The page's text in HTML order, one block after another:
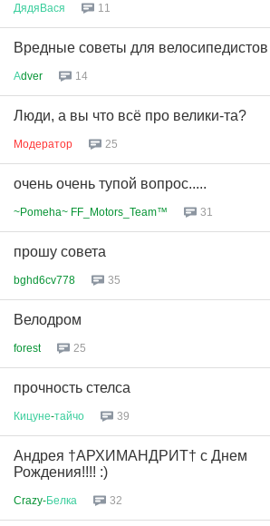
ДядяВася 11
Вредные советы для велосипедистов
Аdver 14
Люди, а вы что всё про велики-та?
Модератор 25
очень очень тупой вопрос.....
~Pomeha~ FF_Motors_Team™ 31
прошу совета
bghd6cv778 35
Велодром
forest 25
прочность стелса
Кицуне-тайчо 39
Андрея †АРХИМАНДРИТ† с Днем
Рождения!!!! :)
Crazy-Белка 32